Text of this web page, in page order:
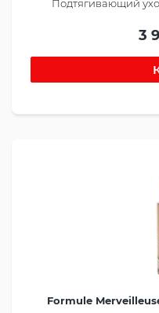
Подтягивающий
3
Formule